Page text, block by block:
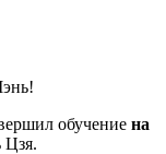
обучение на